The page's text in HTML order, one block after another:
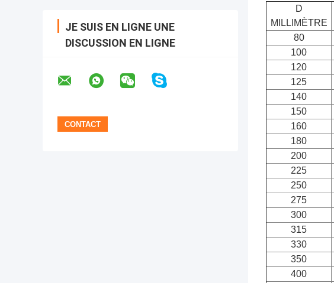
JE SUIS EN LIGNE UNE
DISCUSSION EN LIGNE
D
MILLIMÈTRE
80
100
120
125
140
150
160
180
200
225
250
275
300
315
330
350
400